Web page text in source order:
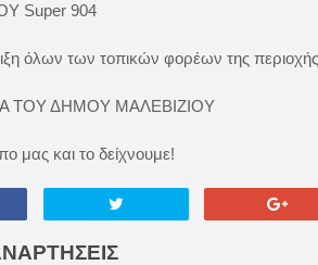
Super 904
όλων των τοπικών φορέων της περιοχής
ΤΟΥ ΔΗΜΟΥ ΜΑΛΕΒΙΖΙΟΥ
μας και το δείχνουμε!